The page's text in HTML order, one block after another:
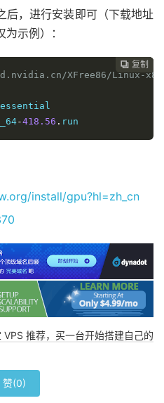
后，进行安装即可（下载地址
示例）：
 复制
 复制
 复制
XFree86/Linux-
-418.56 . run
install/gpu?hl=zh_cn
VPS 推荐，买一台开始搭建自己的
赞(0)